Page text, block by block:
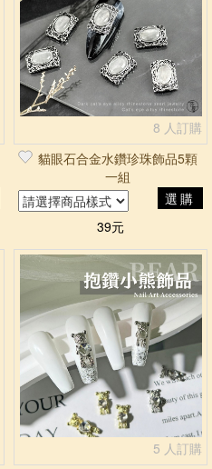
8 人訂購
貓眼石合金水鑽珍珠飾品5顆
一組
選購
39元
5 人訂購